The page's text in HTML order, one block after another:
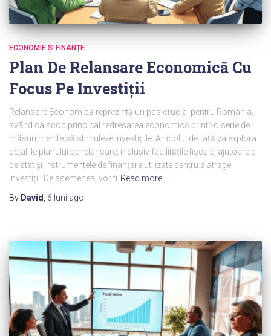
ECONOMIE ȘI FINANȚE
Plan De Relansare Economică Cu
Focus Pe Investiții
Relansare Economică reprezintă un pas crucial pentru România,
având ca scop principal redresarea economică printr-o serie de
măsuri menite să stimuleze investițiile. Articolul de față va explora
detaliile planului de relansare, inclusiv facilitățile fiscale, ajutoarele
de stat și instrumentele de finanțare utilizate pentru a atrage
investiții. De asemenea, vor fi Read more…
By David, 6 luni ago